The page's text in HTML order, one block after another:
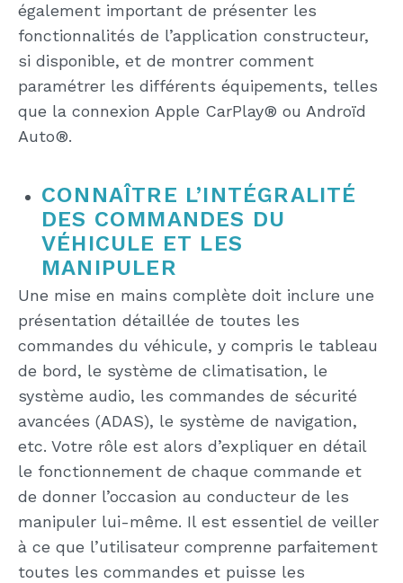
également important de présenter les
fonctionnalités de l’application constructeur,
si disponible, et de montrer comment
paramétrer les différents équipements, telles
que la connexion Apple CarPlay® ou Androïd
Auto®.
CONNAÎTRE L’INTÉGRALITÉ
DES COMMANDES DU
VÉHICULE ET LES
MANIPULER
Une mise en mains complète doit inclure une
présentation détaillée de toutes les
commandes du véhicule, y compris le tableau
de bord, le système de climatisation, le
système audio, les commandes de sécurité
avancées (ADAS), le système de navigation,
etc. Votre rôle est alors d’expliquer en détail
le fonctionnement de chaque commande et
de donner l’occasion au conducteur de les
manipuler lui-même. Il est essentiel de veiller
à ce que l’utilisateur comprenne parfaitement
toutes les commandes et puisse les